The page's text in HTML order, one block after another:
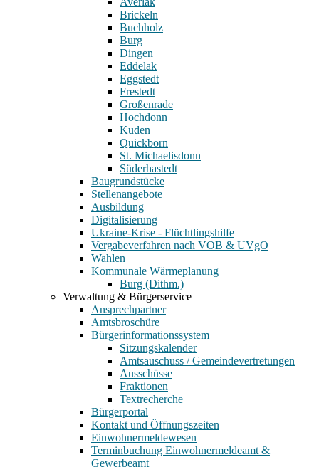
Brickeln
Buchholz
Burg
Dingen
Eddelak
Eggstedt
Frestedt
Großenrade
Hochdonn
Kuden
Quickborn
St. Michaelisdonn
Süderhastedt
Baugrundstücke
Stellenangebote
Ausbildung
Digitalisierung
Ukraine-Krise - Flüchtlingshilfe
Vergabeverfahren nach VOB & UVgO
Wahlen
Kommunale Wärmeplanung
Burg (Dithm.)
Verwaltung & Bürgerservice
Ansprechpartner
Amtsbroschüre
Bürgerinformationssystem
Sitzungskalender
Amtsauschuss / Gemeindevertretungen
Ausschüsse
Fraktionen
Textrecherche
Bürgerportal
Kontakt und Öffnungszeiten
Einwohnermeldewesen
Terminbuchung Einwohnermeldeamt &
Gewerbeamt